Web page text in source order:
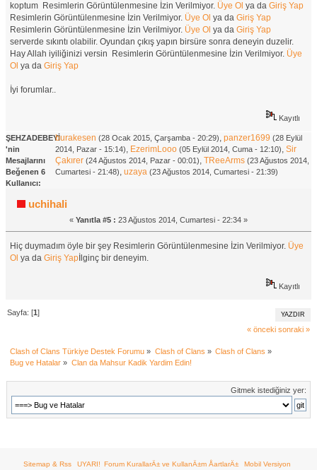
koptum Resimlerin Görüntülenmesine İzin Verilmiyor. Üye Ol ya daGiriş Yap
Resimlerin Görüntülenmesine İzin Verilmiyor. Üye Ol ya daGiriş Yap
Resimlerin Görüntülenmesine İzin Verilmiyor. Üye Ol ya daGiriş Yap
serverde sıkıntı olabilir. Oyundan çıkış yapın birsüre sonra deneyin duzelir.
Hay Allah iyiliğinizi versin Resimlerin Görüntülenmesine İzin Verilmiyor. Üye
Ol ya daGiriş Yap
İyi forumlar..
Kayıtlı
ŞEHZADEBEYİ
'nin
Mesajlarını
Beğenen 6
Kullanıcı:
burakesen (28 Ocak 2015, Çarşamba - 20:29), panzer1699 (28 Eylül
2014, Pazar - 15:14), EzerimLooo (05 Eylül 2014, Cuma - 12:10), Sir
Çakırer (24 Ağustos 2014, Pazar - 00:01), TReeArms (23 Ağustos 2014,
Cumartesi - 21:48), uzaya (23 Ağustos 2014, Cumartesi - 21:39)
uchihali
« Yanıtla #5 : 23 Ağustos 2014, Cumartesi - 22:34 »
Hiç duymadım öyle bir şey Resimlerin Görüntülenmesine İzin Verilmiyor. Üye
Ol ya daGiriş Yap İlginç bir deneyim.
Kayıtlı
YAZDIR
Sayfa: [1]
« önceki sonraki »
Clash of Clans Türkiye Destek Forumu » Clash of Clans » Clash of Clans »
Bug ve Hatalar » Clan da Mahsur Kadik Yardim Edin!
Gitmek istediğiniz yer:
Sitemap & Rss UYARI! Forum KurallarÄ± ve KullanÄ±m ÅartlarÄ± Mobil Versiyon